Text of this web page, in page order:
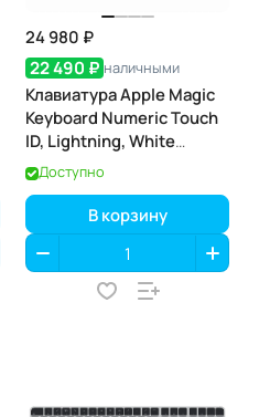
24 980 ₽
22 490 ₽ наличными
Клавиатура Apple Magic
Keyboard Numeric Touch
ID, Lightning, White
(белая) (MK2C3)
Доступно
В корзину